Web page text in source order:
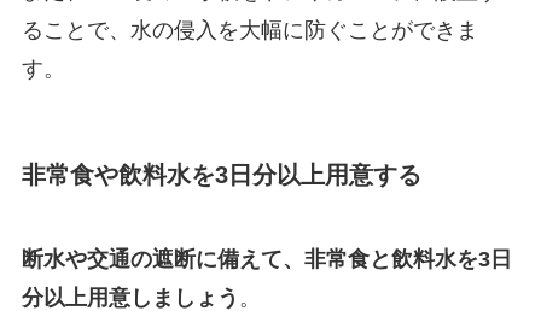
ることで、水の侵入を大幅に防ぐことができま
す。
非常食や飲料水を3日分以上用意する
断水や交通の遮断に備えて、非常食と飲料水を3日
分以上用意しましょう 。